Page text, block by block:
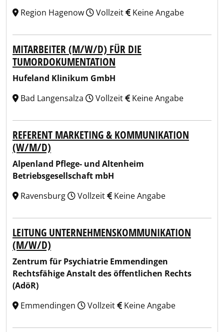
Region Hagenow
Vollzeit Keine Angabe
MITARBEITER (M/W/D) FÜR DIE
TUMORDOKUMENTATION
Hufeland Klinikum GmbH
Bad Langensalza
Vollzeit Keine Angabe
REFERENT MARKETING & KOMMUNIKATION
(W/M/D)
Alpenland Pflege- und Altenheim
Betriebsgesellschaft mbH
Ravensburg
Vollzeit Keine Angabe
LEITUNG UNTERNEHMENSKOMMUNIKATION
(M/W/D)
Zentrum für Psychiatrie Emmendingen
Rechtsfähige Anstalt des öffentlichen Rechts
(AdöR)
Emmendingen
Vollzeit Keine Angabe